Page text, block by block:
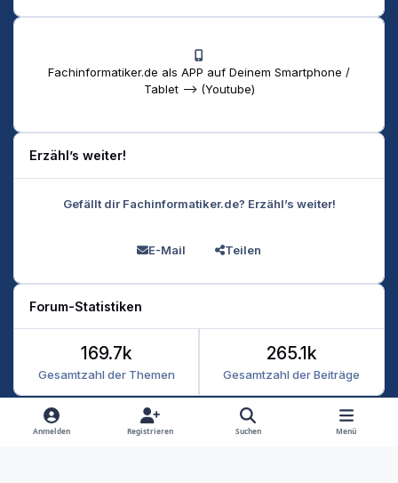
Fachinformatiker.de als APP auf Deinem Smartphone /
Tablet --> (Youtube)
Erzähl’s weiter!
Gefällt dir Fachinformatiker.de? Erzähl’s weiter!
E-Mail Teilen
Forum-Statistiken
Gesamtzahl der Themen
169.7k
Gesamtzahl der Beiträge
265.1k
Heller Modus
Dunkler Modus
Systemeinstellung
Anmelden Registrieren Suchen Menü